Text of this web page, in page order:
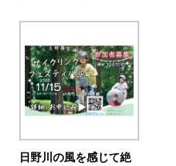
日野川の風を感じて絶